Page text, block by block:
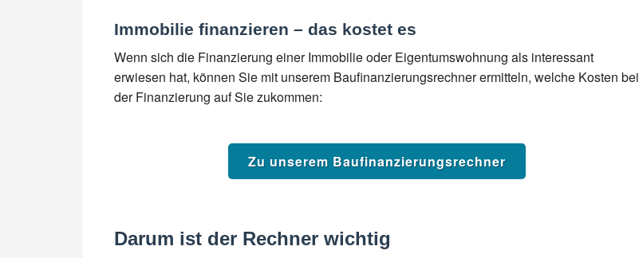
Immobilie finanzieren – das kostet es
Wenn sich die Finanzierung einer Immobilie oder Eigentumswohnung als interessant
erwiesen hat, können Sie mit unserem Baufinanzierungsrechner ermitteln, welche Kosten bei
der Finanzierung auf Sie zukommen:
Zu unserem Baufinanzierungsrechner
Darum ist der Rechner wichtig